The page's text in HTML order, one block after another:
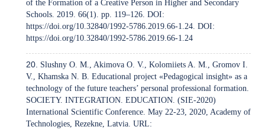
of the Formation of a Creative Person in Higher and Secondary
Schools. 2019. 66(1). pp. 119–126. DOI:
https://doi.org/10.32840/1992-5786.2019.66-1.24 . DOI:
https://doi.org/10.32840/1992-5786.2019.66-1.24
Slushny O. M., Akimova O. V., Kolomiiets A. M., Gromov I.
V., Khamska N. B. Educational project «Pedagogical insight» as a
technology of the future teachers’ personal professional formation.
SOCIETY. INTEGRATION. EDUCATION. (SIE-2020)
International Scientific Conference. May 22-23, 2020, Academy of
Technologies, Rezekne, Latvia. URL: